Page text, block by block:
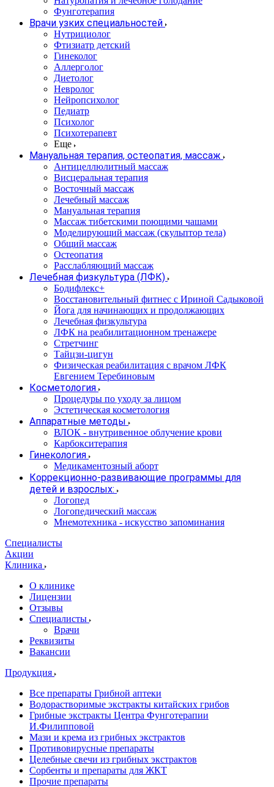
Фунготерапия
Врачи узких специальностей
Нутрициолог
Фтизиатр детский
Гинеколог
Аллерголог
Диетолог
Невролог
Нейропсихолог
Педиатр
Психолог
Психотерапевт
Еще
Мануальная терапия, остеопатия, массаж
Антицеллюлитный массаж
Висцеральная терапия
Восточный массаж
Лечебный массаж
Мануальная терапия
Массаж тибетскими поющими чашами
Моделирующий массаж (скульптор тела)
Общий массаж
Остеопатия
Расслабляющий массаж
Лечебная физкультура (ЛФК)
Бодифлекс+
Восстановительный фитнес с Ириной Садыковой
Йога для начинающих и продолжающих
Лечебная физкультура
ЛФК на реабилитационном тренажере
Стретчинг
Тайцзи-цигун
Физическая реабилитация с врачом ЛФК
Евгением Теребиновым
Косметология
Процедуры по уходу за лицом
Эстетическая косметология
Аппаратные методы
ВЛОК - внутривенное облучение крови
Карбокситерапия
Гинекология
Медикаментозный аборт
Коррекционно-развивающие программы для
детей и взрослых:
Логопед
Логопедический массаж
Мнемотехника - искусство запоминания
Специалисты
Акции
Клиника
О клинике
Лицензии
Отзывы
Специалисты
Врачи
Реквизиты
Вакансии
Продукция
Все препараты Грибной аптеки
Водорастворимые экстракты китайских грибов
Грибные экстракты Центра Фунготерапии
И.Филипповой
Мази и крема из грибных экстрактов
Противовирусные препараты
Целебные свечи из грибных экстрактов
Сорбенты и препараты для ЖКТ
Прочие препараты